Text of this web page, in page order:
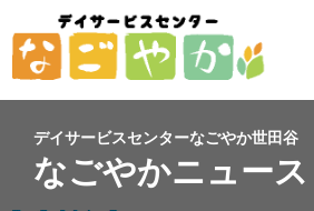
デイサービスセンターなごやか世田谷
なごやかニュース